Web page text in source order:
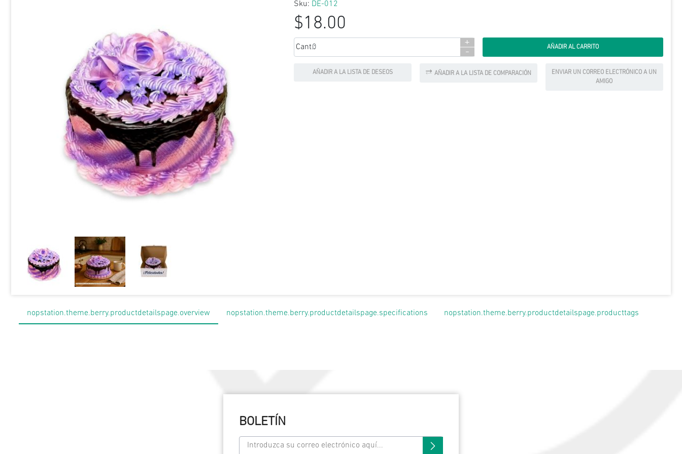
Sku: DE-012
$18.00
Cant.:
+
-
AÑADIR A LA LISTA DE DESEOS AÑADIR A LA LISTA DE COMPARACIÓN
ENVIAR UN CORREO ELECTRÓNICO A UN
AMIGO
nopstation.theme.berry.productdetailspage.overview nopstation.theme.berry.productdetailspage.specifications nopstation.theme.berry.productdetailspage.producttags
BOLETÍN